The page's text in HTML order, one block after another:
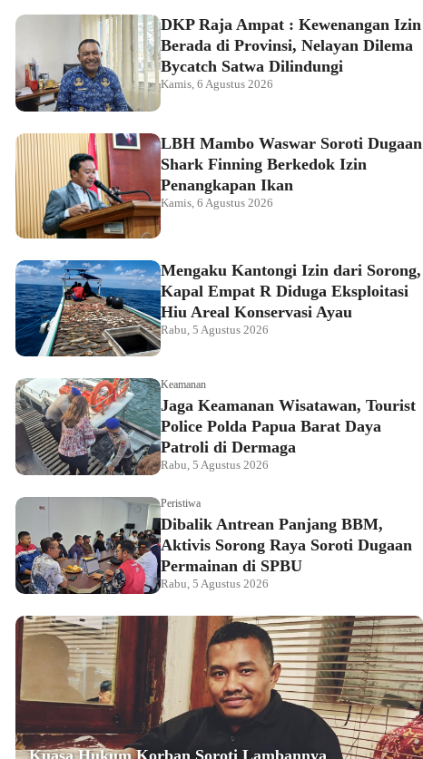
DKP Raja Ampat : Kewenangan Izin
Berada di Provinsi, Nelayan Dilema
Bycatch Satwa Dilindungi
Kamis, 6 Agustus 2026
LBH Mambo Waswar Soroti Dugaan
Shark Finning Berkedok Izin
Penangkapan Ikan
Kamis, 6 Agustus 2026
Mengaku Kantongi Izin dari Sorong,
Kapal Empat R Diduga Eksploitasi
Hiu Areal Konservasi Ayau
Rabu, 5 Agustus 2026
Keamanan
Jaga Keamanan Wisatawan, Tourist
Police Polda Papua Barat Daya
Patroli di Dermaga
Rabu, 5 Agustus 2026
Peristiwa
Dibalik Antrean Panjang BBM,
Aktivis Sorong Raya Soroti Dugaan
Permainan di SPBU
Rabu, 5 Agustus 2026
Kuasa Hukum Korban Soroti Lambannya